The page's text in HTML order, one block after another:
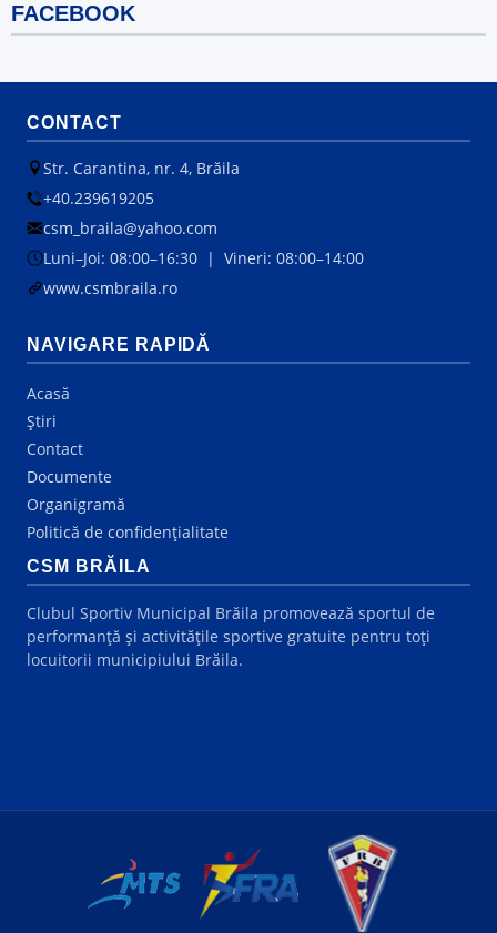
FACEBOOK
CONTACT
Str. Carantina, nr. 4, Brăila
+40.239619205
csm_braila@yahoo.com
Luni–Joi: 08:00–16:30 | Vineri: 08:00–14:00
www.csmbraila.ro
NAVIGARE RAPIDĂ
Acasă
Știri
Contact
Documente
Organigramă
Politică de confidențialitate
CSM BRĂILA
Clubul Sportiv Municipal Brăila promovează sportul de
performanță și activitățile sportive gratuite pentru toți
locuitorii municipiului Brăila.